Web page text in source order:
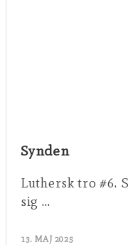
Synden
Luthersk tro #6.
sig …
13. MAJ 2025